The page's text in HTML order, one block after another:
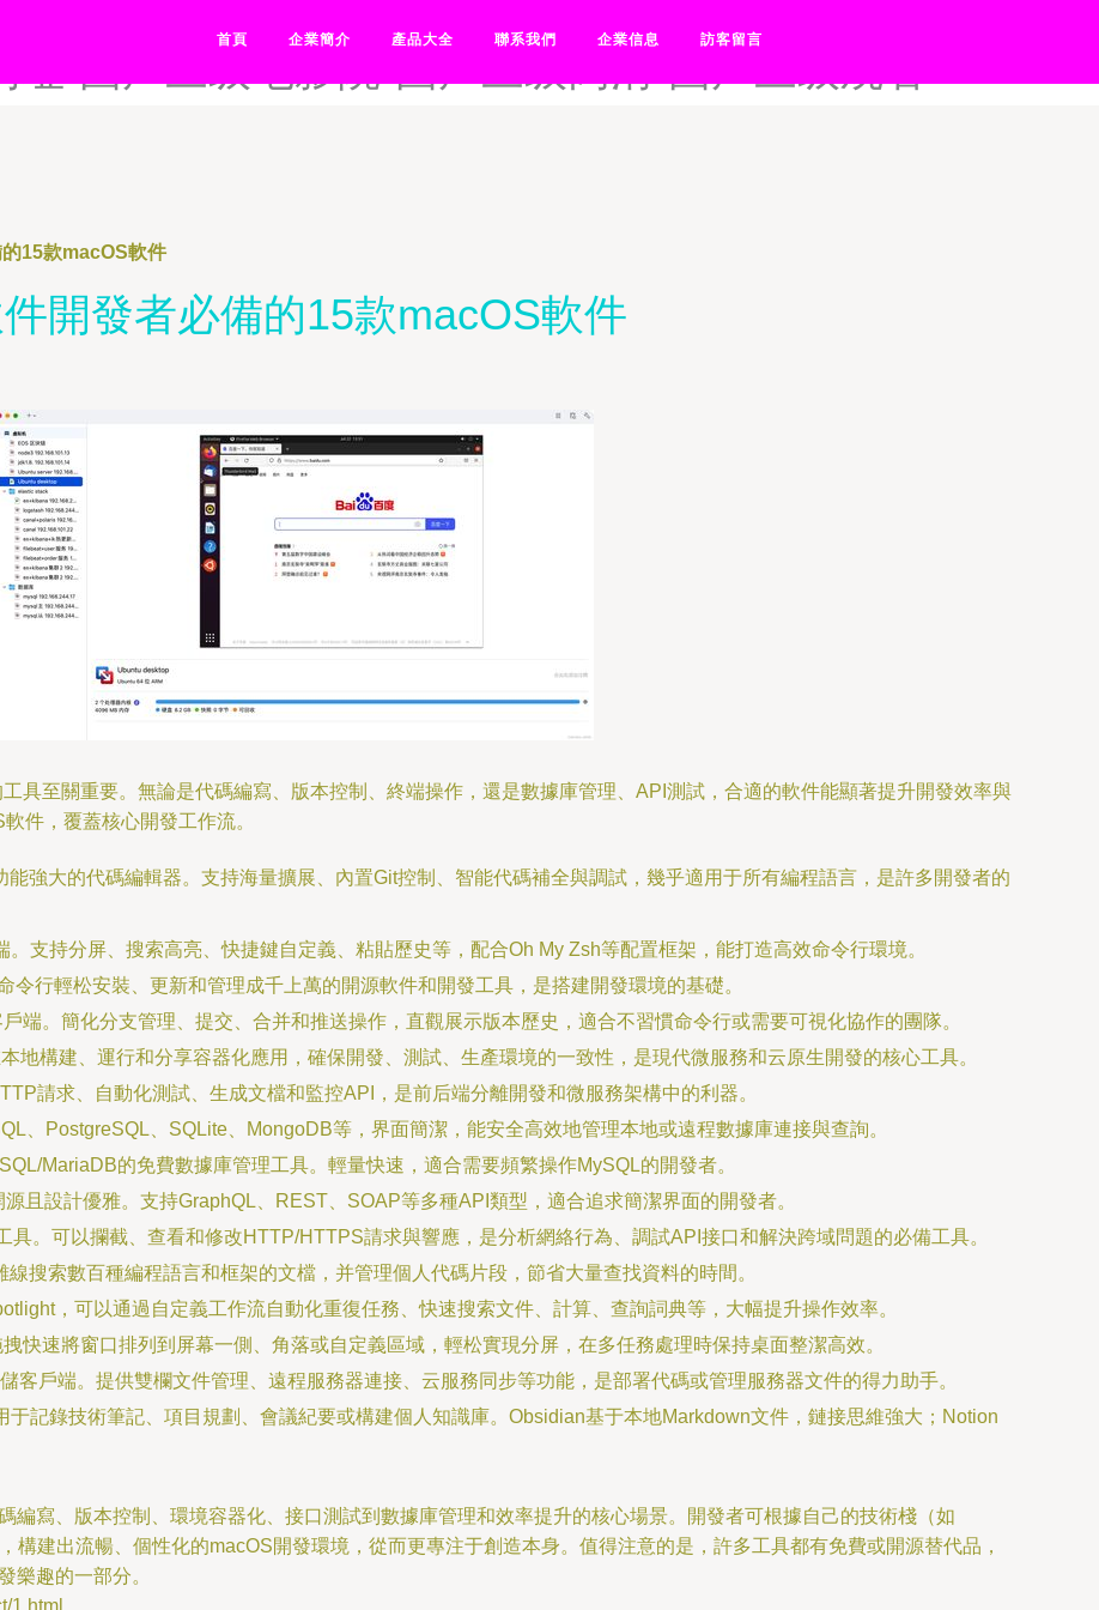
-国产三级TS伪娘-国产三级成人-国产三级电影网-国产三
首頁 企業簡介 產品大全 聯系我們 企業信息 訪客留言
15款macOS軟件
開發者必備的15款macOS軟件
具至關重要。無論是代碼編寫、版本控制、終端操作，還是數據庫管理、API測試，合適的軟件能顯著提升開發效率與
件，覆蓋核心開發工作流。
能強大的代碼編輯器。支持海量擴展、內置Git控制、智能代碼補全與調試，幾乎適用于所有編程語言，是許多開發者的
。支持分屏、搜索高亮、快捷鍵自定義、粘貼歷史等，配合Oh My Zsh等配置框架，能打造高效命令行環境。
令行輕松安裝、更新和管理成千上萬的開源軟件和開發工具，是搭建開發環境的基礎。
戶端。簡化分支管理、提交、合并和推送操作，直觀展示版本歷史，適合不習慣命令行或需要可視化協作的團隊。
地構建、運行和分享容器化應用，確保開發、測試、生產環境的一致性，是現代微服務和云原生開發的核心工具。
請求、自動化測試、生成文檔和監控API，是前后端分離開發和微服務架構中的利器。
、PostgreSQL、SQLite、MongoDB等，界面簡潔，能安全高效地管理本地或遠程數據庫連接與查詢。
MariaDB的免費數據庫管理工具。輕量快速，適合需要頻繁操作MySQL的開發者。
且設計優雅。支持GraphQL、REST、SOAP等多種API類型，適合追求簡潔界面的開發者。
具。可以攔截、查看和修改HTTP/HTTPS請求與響應，是分析網絡行為、調試API接口和解決跨域問題的必備工具。
線搜索數百種編程語言和框架的文檔，并管理個人代碼片段，節省大量查找資料的時間。
，可以通過自定義工作流自動化重復任務、快速搜索文件、計算、查詢詞典等，大幅提升操作效率。
快速將窗口排列到屏幕一側、角落或自定義區域，輕松實現分屏，在多任務處理時保持桌面整潔高效。
客戶端。提供雙欄文件管理、遠程服務器連接、云服務同步等功能，是部署代碼或管理服務器文件的得力助手。
于記錄技術筆記、項目規劃、會議紀要或構建個人知識庫。Obsidian基于本地Markdown文件，鏈接思維強大；Notion
編寫、版本控制、環境容器化、接口測試到數據庫管理和效率提升的核心場景。開發者可根據自己的技術棧（如
構建出流暢、個性化的macOS開發環境，從而更專注于創造本身。值得注意的是，許多工具都有免費或開源替代品，
樂趣的一部分。
1.html